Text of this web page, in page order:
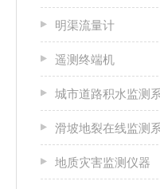
明渠流量计
遥测终端机
城市道路积水监测
滑坡地裂在线监测
地质灾害监测仪器